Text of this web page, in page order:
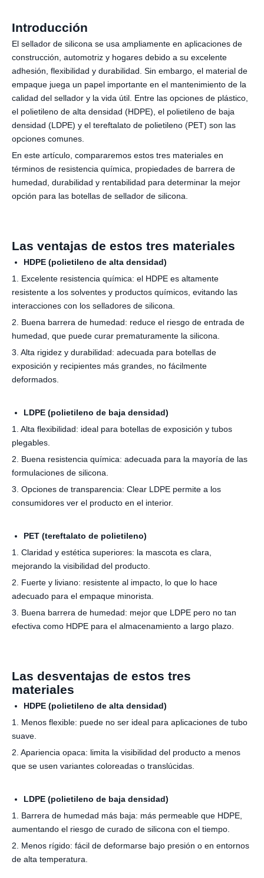
Introducción
El sellador de silicona se usa ampliamente en aplicaciones de
construcción, automotriz y hogares debido a su excelente
adhesión, flexibilidad y durabilidad. Sin embargo, el material de
empaque juega un papel importante en el mantenimiento de la
calidad del sellador y la vida útil. Entre las opciones de plástico,
el polietileno de alta densidad (HDPE), el polietileno de baja
densidad (LDPE) y el tereftalato de polietileno (PET) son las
opciones comunes.
En este artículo, compararemos estos tres materiales en
términos de resistencia química, propiedades de barrera de
humedad, durabilidad y rentabilidad para determinar la mejor
opción para las botellas de sellador de silicona.
Las ventajas de estos tres materiales
HDPE (polietileno de alta densidad)
1. Excelente resistencia química: el HDPE es altamente
resistente a los solventes y productos químicos, evitando las
interacciones con los selladores de silicona.
2. Buena barrera de humedad: reduce el riesgo de entrada de
humedad, que puede curar prematuramente la silicona.
3. Alta rigidez y durabilidad: adecuada para botellas de
exposición y recipientes más grandes, no fácilmente
deformados.
LDPE (polietileno de baja densidad)
1. Alta flexibilidad: ideal para botellas de exposición y tubos
plegables.
2. Buena resistencia química: adecuada para la mayoría de las
formulaciones de silicona.
3. Opciones de transparencia: Clear LDPE permite a los
consumidores ver el producto en el interior.
PET (tereftalato de polietileno)
1. Claridad y estética superiores: la mascota es clara,
mejorando la visibilidad del producto.
2. Fuerte y liviano: resistente al impacto, lo que lo hace
adecuado para el empaque minorista.
3. Buena barrera de humedad: mejor que LDPE pero no tan
efectiva como HDPE para el almacenamiento a largo plazo.
Las desventajas de estos tres
materiales
HDPE (polietileno de alta densidad)
1. Menos flexible: puede no ser ideal para aplicaciones de tubo
suave.
2. Apariencia opaca: limita la visibilidad del producto a menos
que se usen variantes coloreadas o translúcidas.
LDPE (polietileno de baja densidad)
1. Barrera de humedad más baja: más permeable que HDPE,
aumentando el riesgo de curado de silicona con el tiempo.
2. Menos rígido: fácil de deformarse bajo presión o en entornos
de alta temperatura.